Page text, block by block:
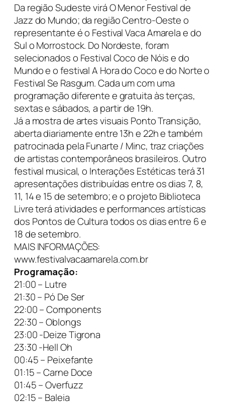
Da região Sudeste virá O Menor Festival de
Jazz do Mundo; da região Centro-Oeste o
representante é o Festival Vaca Amarela e do
Sul o Morrostock. Do Nordeste, foram
selecionados o Festival Coco de Nóis e do
Mundo e o festival A Hora do Coco e do Norte o
Festival Se Rasgum. Cada um com uma
programação diferente e gratuita às terças,
sextas e sábados, a partir de 19h.
Já a mostra de artes visuais Ponto Transição,
aberta diariamente entre 13h e 22h e também
patrocinada pela Funarte / Minc, traz criações
de artistas contemporâneos brasileiros. Outro
festival musical, o Interações Estéticas terá 31
apresentações distribuídas entre os dias 7, 8,
11, 14 e 15 de setembro; e o projeto Biblioteca
Livre terá atividades e performances artísticas
dos Pontos de Cultura todos os dias entre 6 e
18 de setembro.
MAIS INFORMAÇÕES:
www.festivalvacaamarela.com.br
Programação:
21:00 – Lutre
21:30 – Pó De Ser
22:00 – Components
22:30 – Oblongs
23:00 -Deize Tigrona
23:30 -Hell Oh
00:45 – Peixefante
01:15 – Carne Doce
01:45 – Overfuzz
02:15 – Baleia